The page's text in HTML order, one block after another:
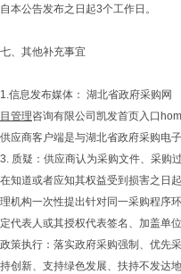
自本公告发布之日起3个工作日。
七、其他补充事宜
1.信息发布媒体： 湖北省政府采购网
目管理咨询有限公司凯发首页入口
供应商客户端是与湖北省政府采购电
3. 质疑：供应商认为采购文件、采购
在知道或者应知其权益受到损害之日
理机构一次性提出针对同一采购程序
定代表人或其授权代表签名、加盖单
政策执行：落实政府采购强制、优先
持创新、支持绿色发展、扶持不发达